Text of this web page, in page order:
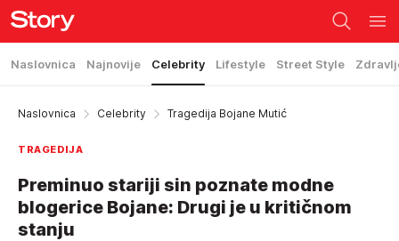
Naslovnica Najnovije Celebrity Lifestyle Street Style
Naslovnica Celebrity Tragedija Bojane Mutić
TRAGEDIJA
Preminuo stariji sin poznate modne
blogerice Bojane: Drugi je u kritičnom
stanju